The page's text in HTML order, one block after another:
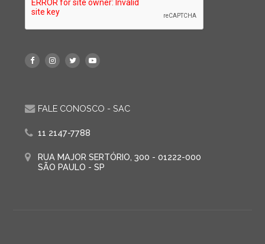
FALE CONOSCO - SAC
11 2147-7788
RUA MAJOR SERTÓRIO, 300 - 01222-000
SÃO PAULO - SP